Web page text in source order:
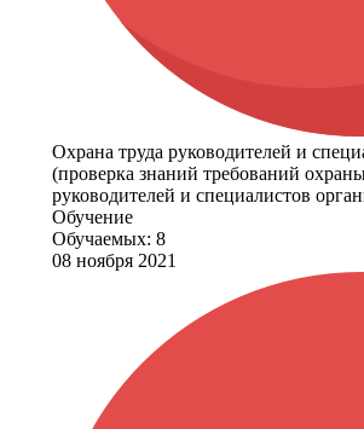
Охрана труда руководителей и
(проверка знаний требований
руководителей и специалистов
Обучение
Обучаемых: 8
08 ноября 2021